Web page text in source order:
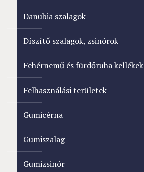
Danubia szalagok
Díszítő szalagok, zsinórok
Fehérnemű és fürdőruha kellékek
Felhasználási területek
Gumicérna
Gumiszalag
Gumizsinór